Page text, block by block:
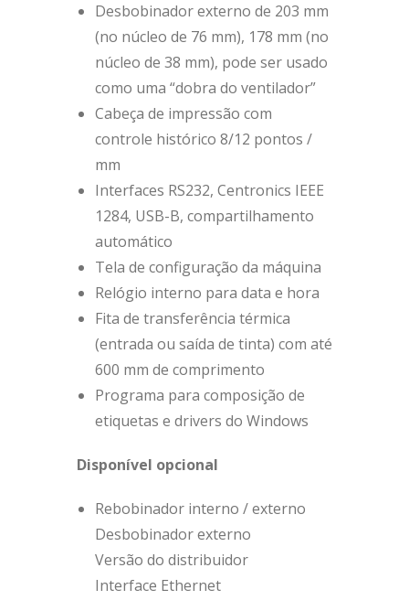
Desbobinador externo de 203 mm
(no núcleo de 76 mm), 178 mm (no
núcleo de 38 mm), pode ser usado
como uma “dobra do ventilador”
Cabeça de impressão com
controle histórico 8/12 pontos /
mm
Interfaces RS232, Centronics IEEE
1284, USB-B, compartilhamento
automático
Tela de configuração da máquina
Relógio interno para data e hora
Fita de transferência térmica
(entrada ou saída de tinta) com até
600 mm de comprimento
Programa para composição de
etiquetas e drivers do Windows
Disponível opcional
Rebobinador interno / externo
Desbobinador externo
Versão do distribuidor
Interface Ethernet